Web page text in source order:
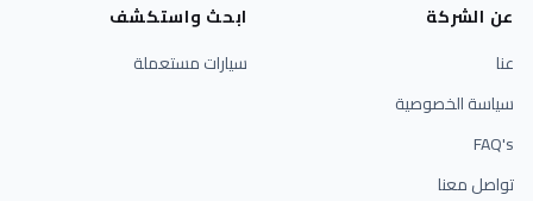
عن الشركة
عنا
سياسة الخصوصية
FAQ's
تواصل معنا
ابحث واستكشف
سيارات مستعملة